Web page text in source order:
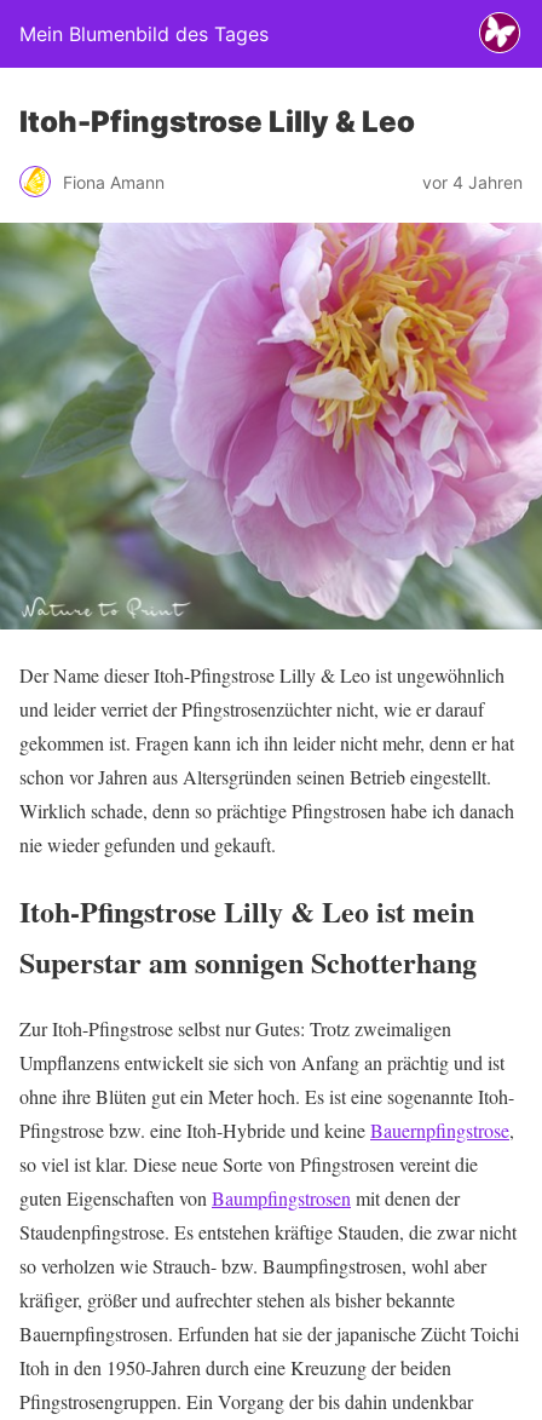
Mein Blumenbild des Tages
Itoh-Pfingstrose Lilly & Leo
Fiona Amann vor 4 Jahren
Der Name dieser Itoh-Pfingstrose Lilly & Leo ist ungewöhnlich
und leider verriet der Pfingstrosenzüchter nicht, wie er darauf
gekommen ist. Fragen kann ich ihn leider nicht mehr, denn er hat
schon vor Jahren aus Altersgründen seinen Betrieb eingestellt.
Wirklich schade, denn so prächtige Pfingstrosen habe ich danach
nie wieder gefunden und gekauft.
Itoh-Pfingstrose Lilly & Leo ist mein
Superstar am sonnigen Schotterhang
Zur Itoh-Pfingstrose selbst nur Gutes: Trotz zweimaligen
Umpflanzens entwickelt sie sich von Anfang an prächtig und ist
ohne ihre Blüten gut ein Meter hoch. Es ist eine sogenannte Itoh-
Pfingstrose bzw. eine Itoh-Hybride und keineBauernpfingstrose,
so viel ist klar. Diese neue Sorte von Pfingstrosen vereint die
guten Eigenschaften von Baumpfingstrosen mit denen der
Staudenpfingstrose. Es entstehen kräftige Stauden, die zwar nicht
so verholzen wie Strauch- bzw. Baumpfingstrosen, wohl aber
kräfiger, größer und aufrechter stehen als bisher bekannte
Bauernpfingstrosen. Erfunden hat sie der japanische Zücht Toichi
Itoh in den 1950-Jahren durch eine Kreuzung der beiden
Pfingstrosengruppen. Ein Vorgang der bis dahin undenkbar